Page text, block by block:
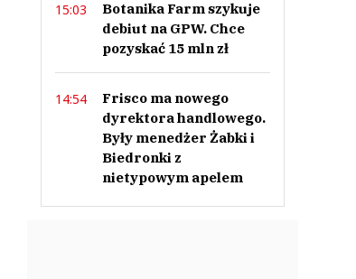
15:03
Botanika Farm szykuje
debiut na GPW. Chce
pozyskać 15 mln zł
14:54
Frisco ma nowego
dyrektora handlowego.
Były menedżer Żabki i
Biedronki z
nietypowym apelem